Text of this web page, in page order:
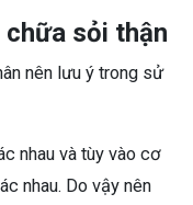
sỏi thận
nên lưu ý trong sử
nhau và tùy vào cơ
nhau. Do vậy nên